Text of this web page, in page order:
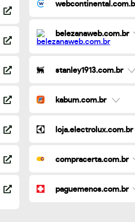
belezanaweb.com.br
stanley1913.com.br
kabum.com.br
loja.electrolux.com.br
compracerta.com.br
paguemenos.com.br